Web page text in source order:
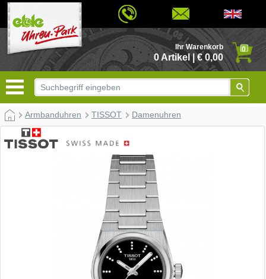
Ihr Warenkorb
0 Artikel | € 0,00
0
Armbanduhren TISSOT Damenuhren
© 2026 - Based on eCommerce Engine xt:Commerce Shopsoftware